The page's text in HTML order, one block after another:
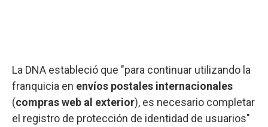
La DNA estableció que "para continuar utilizando la
franquicia en envíos postales internacionales
(compras web al exterior), es necesario completar
el registro de protección de identidad de usuarios"